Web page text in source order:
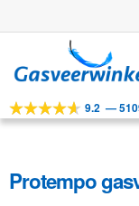
door
navigatie
naar
inhoud
Tools
Toepassingen
9.2 —
Protempo